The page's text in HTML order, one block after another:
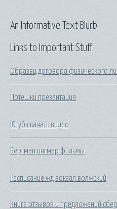
Links to Important Stuff
Образец договора физического
Потешки презентация
Ютуб скачать видео
Бергман ингмар фильмы
Расписание жд вокзал волжский
Книга отзывов и предложений
An Informative Text Blurb